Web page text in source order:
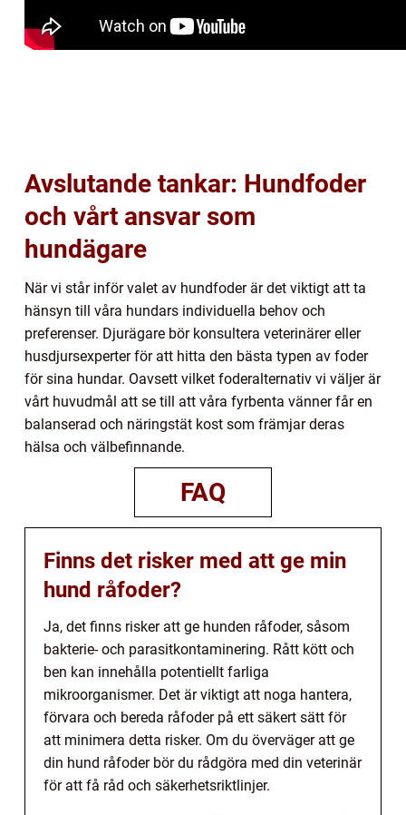
Avslutande tankar: Hundfoder
och vårt ansvar som
hundägare
När vi står inför valet av hundfoder är det viktigt att ta
hänsyn till våra hundars individuella behov och
preferenser. Djurägare bör konsultera veterinärer eller
husdjursexperter för att hitta den bästa typen av foder
för sina hundar. Oavsett vilket foderalternativ vi väljer är
vårt huvudmål att se till att våra fyrbenta vänner får en
balanserad och näringstät kost som främjar deras
hälsa och välbefinnande.
FAQ
Finns det risker med att ge min
hund råfoder?
Ja, det finns risker att ge hunden råfoder, såsom
bakterie- och parasitkontaminering. Rått kött och
ben kan innehålla potentiellt farliga
mikroorganismer. Det är viktigt att noga hantera,
förvara och bereda råfoder på ett säkert sätt för
att minimera detta risker. Om du överväger att ge
din hund råfoder bör du rådgöra med din veterinär
för att få råd och säkerhetsriktlinjer.